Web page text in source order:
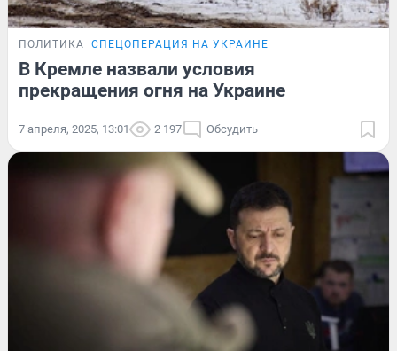
ПОЛИТИКА СПЕЦОПЕРАЦИЯ НА УКРАИНЕ
В Кремле назвали условия
прекращения огня на Украине
7 апреля, 2025, 13:01 2 197 Обсудить